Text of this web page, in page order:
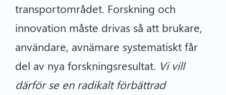
transportområdet. Forskning och
innovation måste drivas så att brukare,
användare, avnämare systematiskt får
del av nya forskningsresultat. Vi vill
därför se en radikalt förbättrad